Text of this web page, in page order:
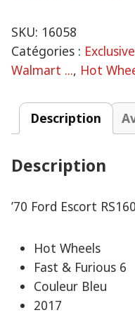
SKU: 16058
Catégories :
Walmart ..., Hot
Description
Description
’70 Ford Escort
Hot Wheels
Fast & Furious 6
Couleur Bleu
2017